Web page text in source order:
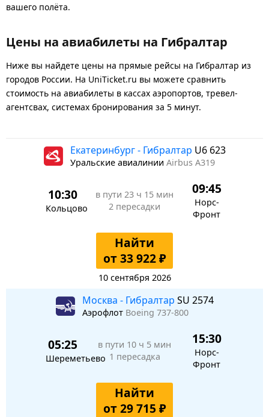
вашего полёта.
Цены на авиабилеты на Гибралтар
Ниже вы найдете цены на прямые рейсы на Гибралтар из
городов России. На UniTicket.ru вы можете сравнить
стоимость на авиабилеты в кассах аэропортов, тревел-
агентсвах, системах бронирования за 5 минут.
Екатеринбург - Гибралтар U6 623
Уральские авиалинии Airbus A319
10:30
Кольцово
в пути 23 ч 15 мин
2 пересадки
09:45
Норс-
Фронт
Найти
от 33 922 ₽
10 сентября 2026
Москва - Гибралтар SU 2574
Аэрофлот Boeing 737-800
05:25
Шереметьево
в пути 10 ч 5 мин
1 пересадка
15:30
Норс-
Фронт
Найти
от 29 715 ₽